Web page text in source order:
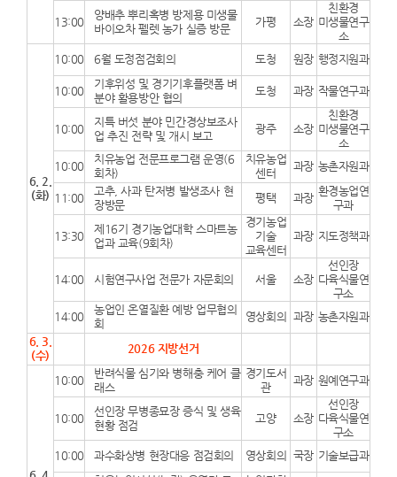
13:00
양배추 뿌리혹병 방제용 미생물
바이오차 펠렛 농가 실증 방문
가평 소장
친환경
미생물연구
소
6. 2.
(화)
10:00 6월 도정점검회의 도청 원장 행정지원과
10:00
기후위성 및 경기기후플랫폼 벼
분야 활용방안 협의
도청 과장 작물연구과
10:00
지특 버섯 분야 민간경상보조사
업 추진 전략 및 개시 보고
광주 소장
친환경
미생물연구
소
10:00
치유농업 전문프로그램 운영(6
회차)
치유농업
센터
과장 농촌자원과
11:00
고추, 사과 탄저병 발생조사 현
장방문
평택 과장
환경농업연
구과
13:30
제16기 경기농업대학 스마트농
업과 교육(9회차)
경기농업
기술
교육센터
과장 지도정책과
14:00 시험연구사업 전문가 자문회의 서울 소장
선인장
다육식물연
구소
14:00
농업인 온열질환 예방 업무협의
회
영상회의 과장 농촌자원과
6. 3.
(수)
2026 지방선거
10:00
반려식물 심기와 병해충 케어 클
래스
경기도서
관
과장 원예연구과
10:00
선인장 무병종묘장 증식 및 생육
현황 점검
고양 소장
선인장
다육식물연
구소
10:00
과수화상병 현장대응 점검회의 영상회의 국장 기술보급과